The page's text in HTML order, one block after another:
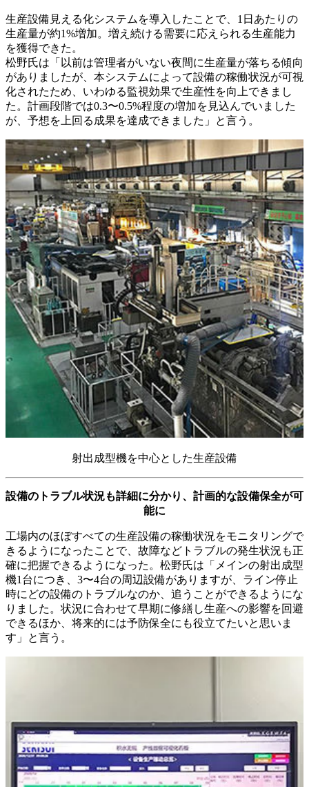
生産設備見える化システムを導入したことで、1日あたりの
生産量が約1%増加。増え続ける需要に応えられる生産能力
を獲得できた。
松野氏は「以前は管理者がいない夜間に生産量が落ちる傾向
がありましたが、本システムによって設備の稼働状況が可視
化されたため、いわゆる監視効果で生産性を向上できまし
た。計画段階では0.3〜0.5%程度の増加を見込んでいました
が、予想を上回る成果を達成できました」と言う。
射出成型機を中心とした生産設備
設備のトラブル状況も詳細に分かり、計画的な設備保全が可
能に
工場内のほぼすべての生産設備の稼働状況をモニタリングで
きるようになったことで、故障などトラブルの発生状況も正
確に把握できるようになった。松野氏は「メインの射出成型
機1台につき、3〜4台の周辺設備がありますが、ライン停止
時にどの設備のトラブルなのか、追うことができるようにな
りました。状況に合わせて早期に修繕し生産への影響を回避
できるほか、将来的には予防保全にも役立てたいと思いま
す」と言う。